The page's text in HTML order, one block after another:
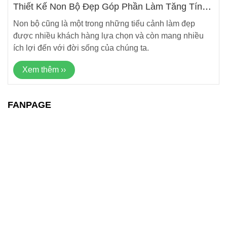
Thiết Kế Non Bộ Đẹp Góp Phần Làm Tăng Tính
Non bộ cũng là một trong những tiểu cảnh làm đẹp
được nhiều khách hàng lựa chọn và còn mang nhiều
ích lợi đến với đời sống của chúng ta.
Xem thêm ››
FANPAGE